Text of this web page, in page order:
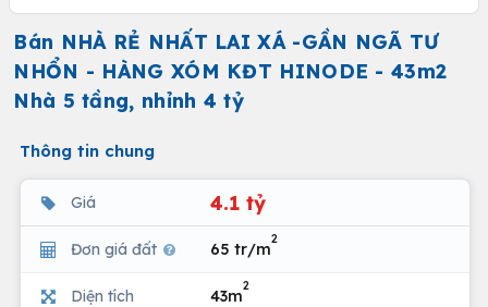
Bán NHÀ RẺ NHẤT LAI XÁ -GẦN NGÃ TƯ
NHỔN - HÀNG XÓM KĐT HINODE - 43m2
Nhà 5 tầng, nhỉnh 4 tỷ
Thông tin chung
Giá 4.1 tỷ
Đơn giá đất 65 tr/m
2
Diện tích 43m
2